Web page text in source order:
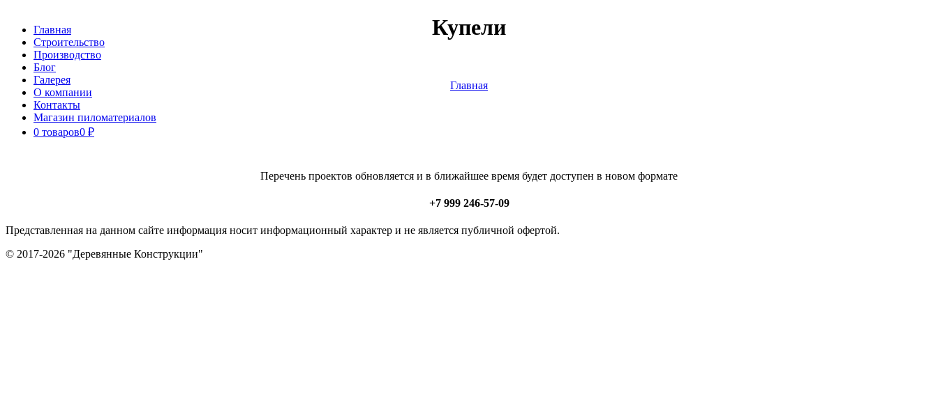
контенту
Главная
Строительство
Производство
Блог
Галерея
О компании
Контакты
Магазин пиломатериалов
0 товаров0 ₽
Купели
Главная
Перечень проектов обновляется и в ближайшее время будет доступен в новом формате
+7 999 246-57-09
Представленная на данном сайте информация носит информационный характер и не является публичной офертой.
© 2017-2026 "Деревянные Конструкции"